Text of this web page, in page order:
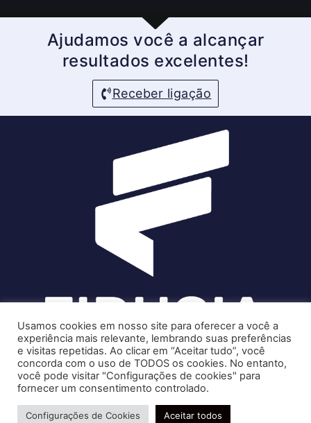
Ajudamos você a alcançar
resultados excelentes!
Receber ligação
Soluções contábeis-fiscais-tributárias especializadas | CRC RJ
004856/O-7
Serviços
Usamos cookies em nosso site para oferecer a você a
experiência mais relevante, lembrando suas preferências
e visitas repetidas. Ao clicar em “Aceitar tudo”, você
concorda com o uso de TODOS os cookies. No entanto,
você pode visitar "Configurações de cookies" para
fornecer um consentimento controlado.
Configurações de Cookies Aceitar todos
Precisa de ajuda?